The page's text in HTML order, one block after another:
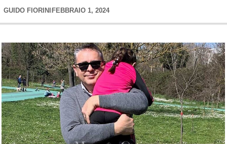
GUIDO FIORINI FEBBRAIO 1, 2024